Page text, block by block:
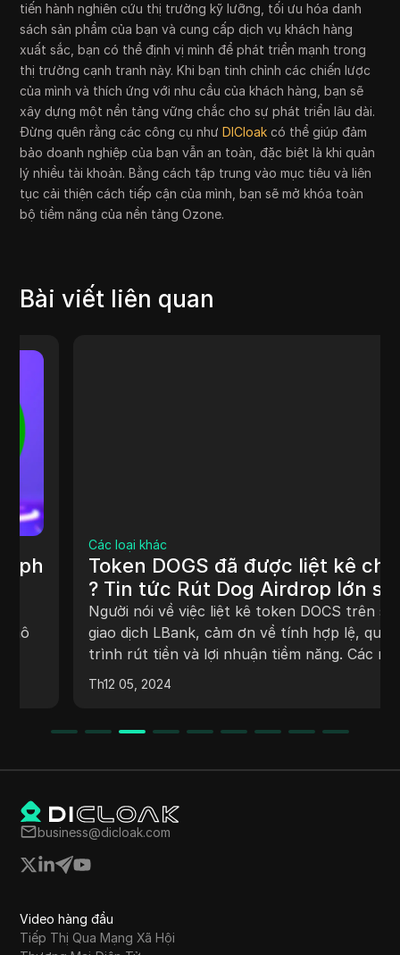
tiến hành nghiên cứu thị trường kỹ lưỡng, tối ưu hóa danh
sách sản phẩm của bạn và cung cấp dịch vụ khách hàng
xuất sắc, bạn có thể định vị mình để phát triển mạnh trong
thị trường cạnh tranh này. Khi bạn tinh chỉnh các chiến lược
của mình và thích ứng với nhu cầu của khách hàng, bạn sẽ
xây dựng một nền tảng vững chắc cho sự phát triển lâu dài.
Đừng quên rằng các công cụ nhưDICloak có thể giúp đảm
bảo doanh nghiệp của bạn vẫn an toàn, đặc biệt là khi quản
lý nhiều tài khoản. Bằng cách tập trung vào mục tiêu và liên
tục cải thiện cách tiếp cận của mình, bạn sẽ mở khóa toàn
bộ tiềm năng của nền tảng Ozone.
Bài viết liên quan
Các loại khác
Token DOGS đã được liệt kê chưa
? Tin tức Rút Dog Airdrop lớn sắp
cập nhật 🤯 Bạn có thể rút tiền
đến Lbank không
Người nói về việc liệt kê token DOCS trên sàn
giao dịch LBank, cảm ơn về tính hợp lệ, quy
trình rút tiền và lợi nhuận tiềm năng. Các ngày
liệt kê khác nhau trên các sàn giao dịch được
đề cập, kèm theo dự đoán về giá token và vốn
cẩn trọng và nghiên cứu kỹ lưỡng trước khi đầu
Th12 05, 2024
business@dicloak.com
Video hàng đầu
Tiếp Thị Qua Mạng Xã Hội